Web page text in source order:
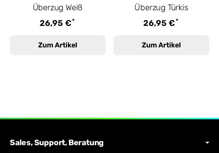
Überzug Weiß
26,95 €*
Zum Artikel
Überzug Türkis
26,95 €*
Zum Artikel
Sales, Support, Beratung